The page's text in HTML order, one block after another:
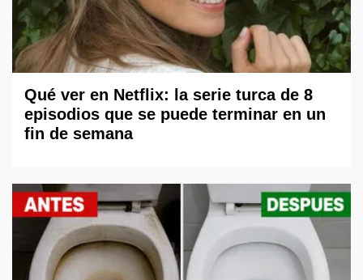
Qué ver en Netflix: la serie turca de 8
episodios que se puede terminar en un
fin de semana